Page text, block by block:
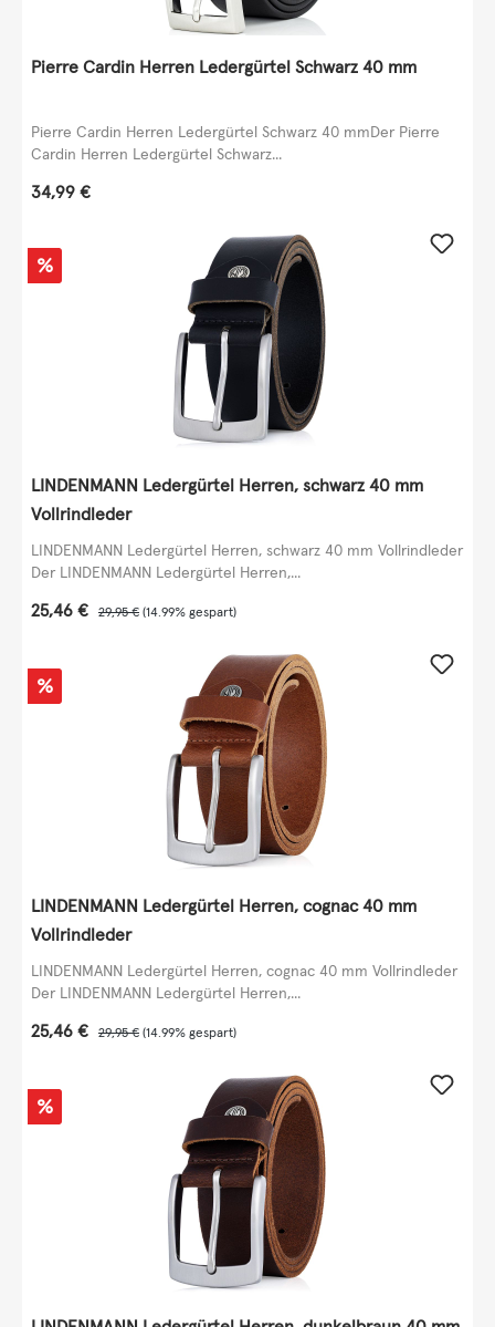
Pierre Cardin Herren Ledergürtel Schwarz 40 mm
Pierre Cardin Herren Ledergürtel Schwarz 40 mmDer Pierre
Cardin Herren Ledergürtel Schwarz...
Regulärer Preis:
34,99 €
Rabatt
%
LINDENMANN Ledergürtel Herren, schwarz 40 mm
Vollrindleder
LINDENMANN Ledergürtel Herren, schwarz 40 mm Vollrindleder
Der LINDENMANN Ledergürtel Herren,...
Verkaufspreis:
25,46 € Regulärer Preis:
29,95 € (14.99% gespart)
Rabatt
%
LINDENMANN Ledergürtel Herren, cognac 40 mm
Vollrindleder
LINDENMANN Ledergürtel Herren, cognac 40 mm Vollrindleder
Der LINDENMANN Ledergürtel Herren,...
Verkaufspreis:
25,46 € Regulärer Preis:
29,95 € (14.99% gespart)
Rabatt
%